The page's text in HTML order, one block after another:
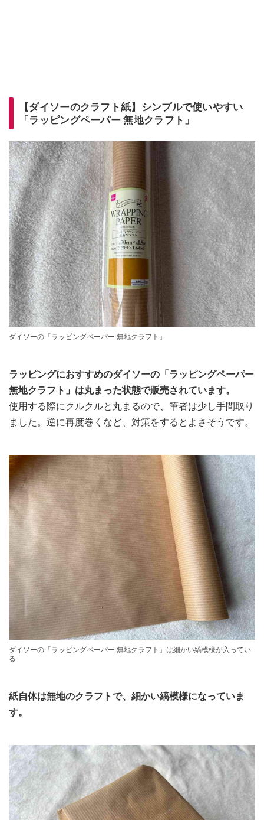
【ダイソーのクラフト紙】シンプルで使いやすい
「ラッピングペーパー 無地クラフト」
ダイソーの「ラッピングペーパー 無地クラフト」
ラッピングにおすすめのダイソーの「ラッピングペーパー
無地クラフト」は丸まった状態で販売されています。
使用する際にクルクルと丸まるので、筆者は少し手間取り
ました。逆に再度巻くなど、対策をするとよさそうです。
ダイソーの「ラッピングペーパー 無地クラフト」は細かい縞模様が入ってい
る
紙自体は無地のクラフトで、細かい縞模様になっていま
す。